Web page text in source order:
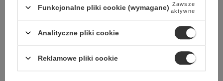
Skontaktuj się z obsługą
sklepu, aby oszacować czas
do wysyłki.
Funkcjonalne pliki cookie (wymagane) Zawsze
aktywne
Analityczne pliki cookie
Reklamowe pliki cookie